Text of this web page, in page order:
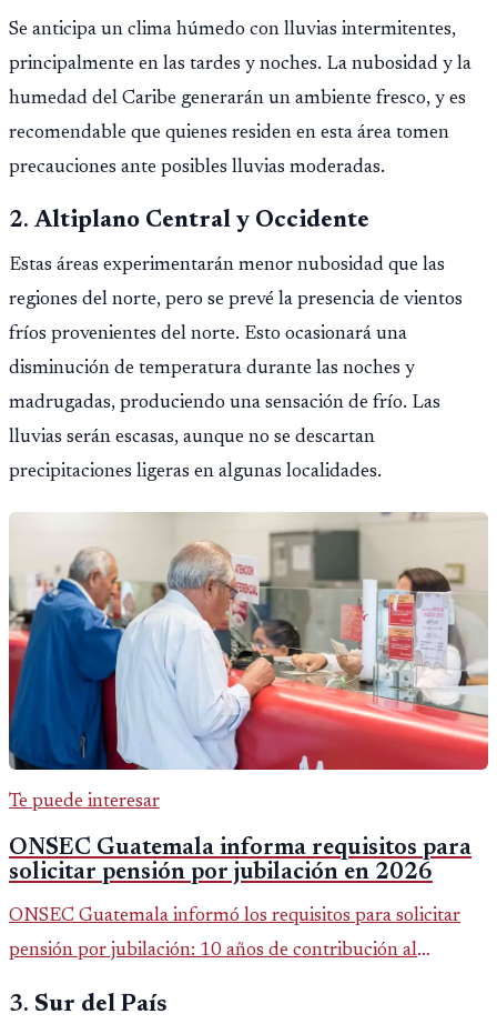
Se anticipa un clima húmedo con lluvias intermitentes,
principalmente en las tardes y noches. La nubosidad y la
humedad del Caribe generarán un ambiente fresco, y es
recomendable que quienes residen en esta área tomen
precauciones ante posibles lluvias moderadas.
2. Altiplano Central y Occidente
Estas áreas experimentarán menor nubosidad que las
regiones del norte, pero se prevé la presencia de vientos
fríos provenientes del norte. Esto ocasionará una
disminución de temperatura durante las noches y
madrugadas, produciendo una sensación de frío. Las
lluvias serán escasas, aunque no se descartan
precipitaciones ligeras en algunas localidades.
Te puede interesar
ONSEC Guatemala informa requisitos para
solicitar pensión por jubilación en 2026
ONSEC Guatemala informó los requisitos para solicitar
pensión por jubilación: 10 años de contribución al
3. Sur del País